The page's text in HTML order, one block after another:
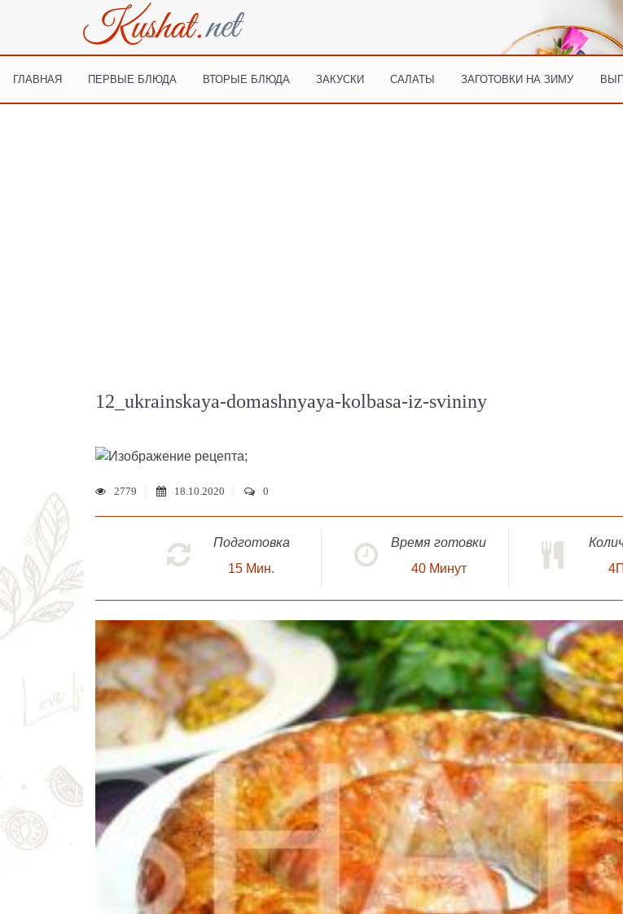
ГЛАВНАЯ ПЕРВЫЕ БЛЮДА ВТОРЫЕ БЛЮДА ЗАКУСКИ САЛАТЫ ЗАГОТОВКИ НА ЗИМУ
12_ukrainskaya-domashnyaya-kolbasa-iz-svininy
;
2779 18.10.2020 0
Подготовка
15 Мин.
Время готовки
40 Минут